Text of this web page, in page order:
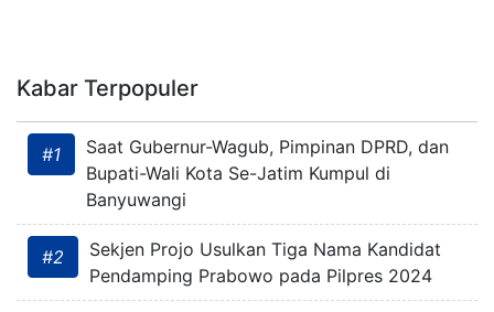
Kabar Terpopuler
#1
Saat Gubernur-Wagub, Pimpinan DPRD, dan
Bupati-Wali Kota Se-Jatim Kumpul di
Banyuwangi
#2
Sekjen Projo Usulkan Tiga Nama Kandidat
Pendamping Prabowo pada Pilpres 2024